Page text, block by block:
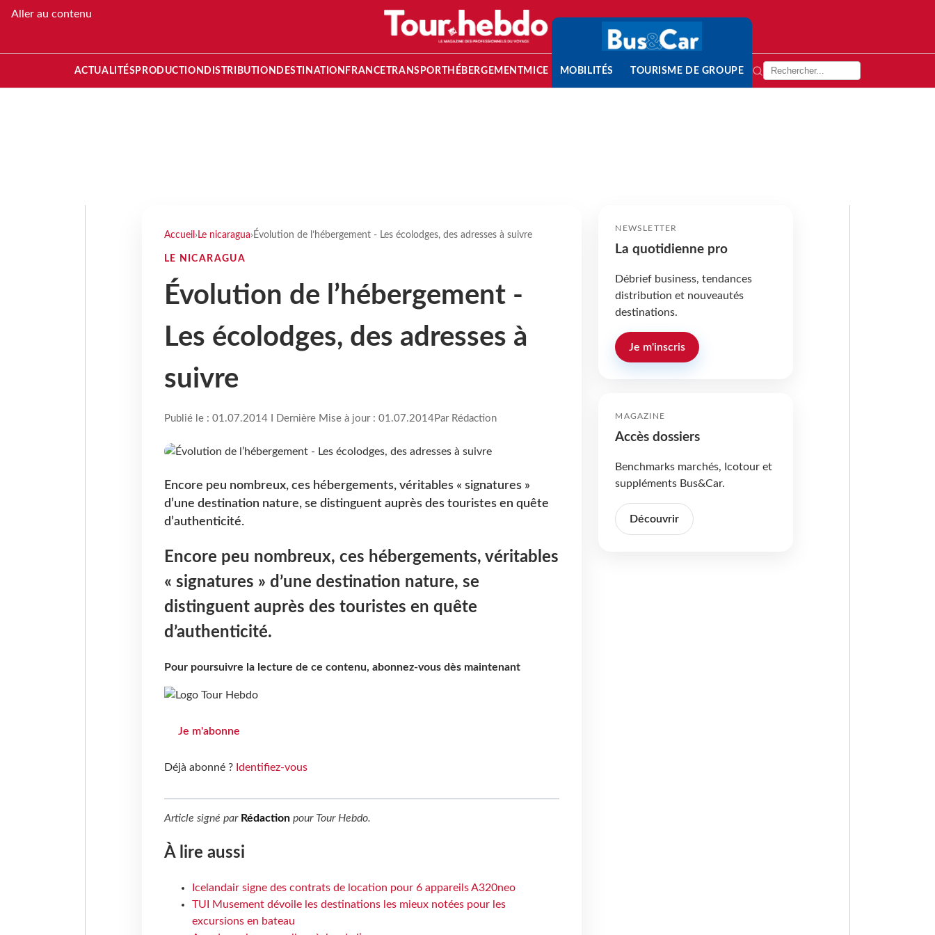
Aller au contenu
ACTUALITÉS PRODUCTION DISTRIBUTION DESTINATION FRANCETRANSPORT HÉBERGEMENTMICE MOBILITÉS TOURISME DE GROUPE
Accueil › Le nicaragua› Évolution de l’hébergement - Les écolodges, des adresses à suivre
LE NICARAGUA
Évolution de l’hébergement -
Les écolodges, des adresses à
suivre
Publié le : 01.07.2014 I Dernière Mise à jour : 01.07.2014Par Rédaction
Encore peu nombreux, ces hébergements, véritables « signatures »
d’une destination nature, se distinguent auprès des touristes en quête
d’authenticité.
Encore peu nombreux, ces hébergements, véritables
« signatures » d’une destination nature, se
distinguent auprès des touristes en quête
d’authenticité.
Pour poursuivre la lecture de ce contenu, abonnez-vous dès maintenant
Je m'abonne
Déjà abonné ? Identifiez-vous
Article signé par Rédactionpour Tour Hebdo.
À lire aussi
Icelandair signe des contrats de location pour 6 appareils A320neo
TUI Musement dévoile les destinations les mieux notées pour les
excursions en bateau
NEWSLETTER
La quotidienne pro
Débrief business, tendances
distribution et nouveautés
destinations.
Je m'inscris
MAGAZINE
Accès dossiers
Benchmarks marchés, Icotour et
suppléments Bus&Car.
Découvrir